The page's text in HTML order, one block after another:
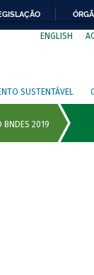
ENGLISH
SUSTENTÁVEL